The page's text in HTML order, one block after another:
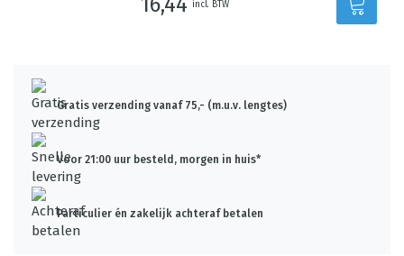
incl. BTW
Gratis verzending vanaf 75,- (m.u.v. lengtes)
Voor 21:00 uur besteld, morgen in huis*
Particulier én zakelijk achteraf betalen